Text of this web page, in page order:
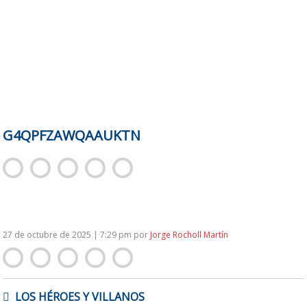
G4QPFZAWQAAUKTN
27 de octubre de 2025 | 7:29 pm por Jorge Rocholl Martín
NAVEGACIÓN
DELOS HÉROES Y VILLANOS